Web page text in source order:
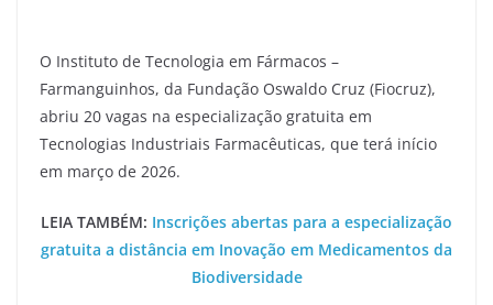
O Instituto de Tecnologia em Fármacos –
Farmanguinhos, da Fundação Oswaldo Cruz (Fiocruz),
abriu 20 vagas na especialização gratuita em
Tecnologias Industriais Farmacêuticas, que terá início
em março de 2026.
LEIA TAMBÉM: Inscrições abertas para a especialização
gratuita a distância em Inovação em Medicamentos da
Biodiversidade